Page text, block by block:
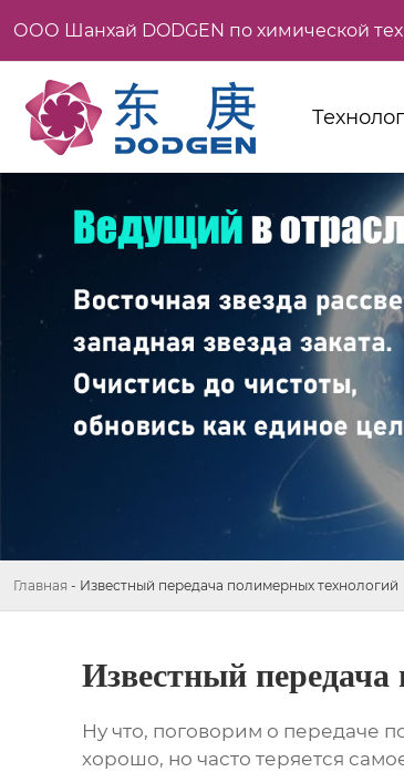
ООО Шанхай DODGEN по химической
Главная - Известный передача полимерных технологий
Известный
Ну что, поговорим о передаче
хорошо, но часто теряется